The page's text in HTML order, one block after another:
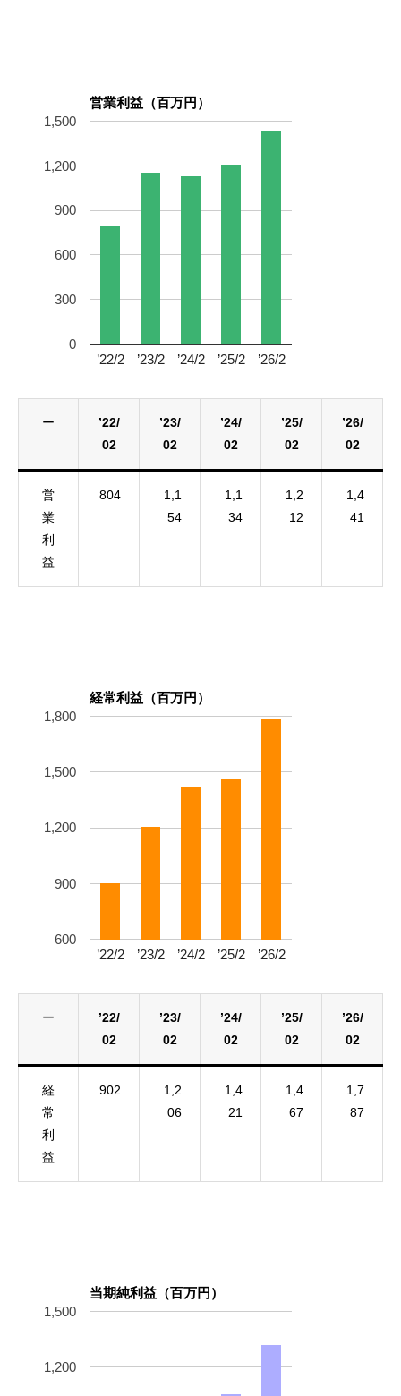
営業利益（百万円）
’22/2 ’23/2 ’24/2 ’25/2 ’26/2
0
300
600
900
1,200
1,500
ー
’22/
02
’23/
02
’24/
02
’25/
02
’26/
02
営
業
利
益
804
1,1
54
1,1
34
1,2
12
1,4
41
経常利益（百万円）
’22/2 ’23/2 ’24/2 ’25/2 ’26/2
600
900
1,200
1,500
1,800
ー
’22/
02
’23/
02
’24/
02
’25/
02
’26/
02
経
常
利
益
902
1,2
06
1,4
21
1,4
67
1,7
87
当期純利益（百万円）
1,200
1,500